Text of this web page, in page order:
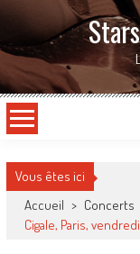
Vous êtes ici
Accueil > Concerts
Cigale, Paris,